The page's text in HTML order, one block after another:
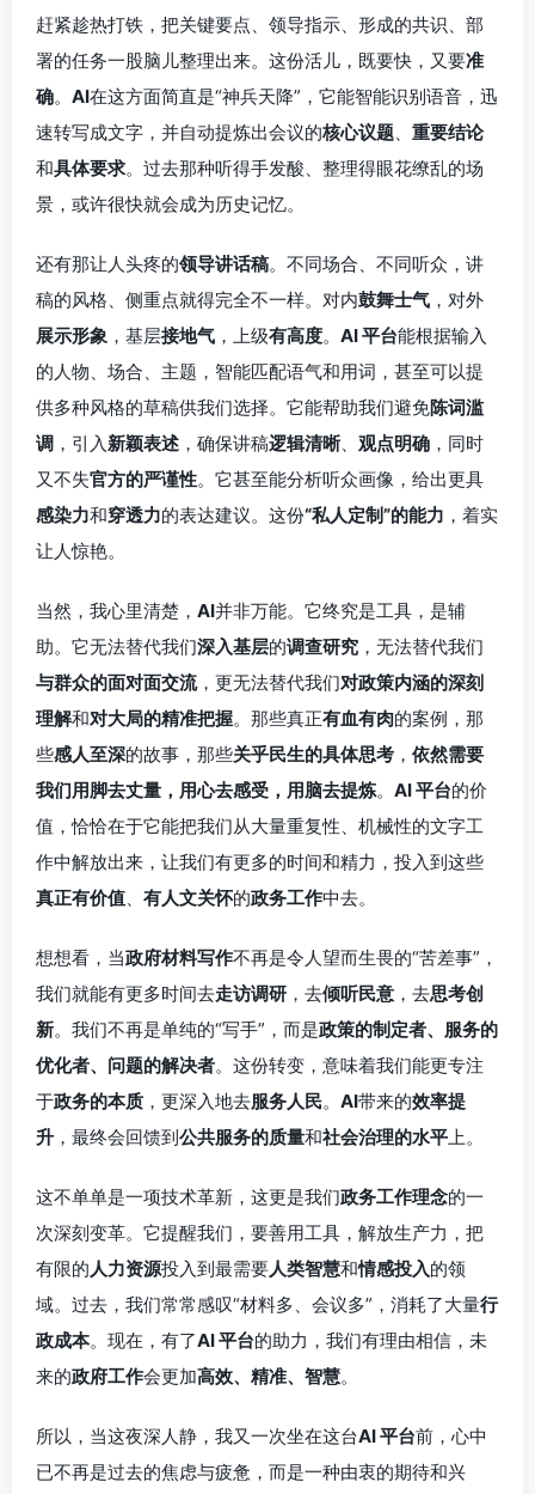
赶紧趁热打铁，把关键要点、领导指示、形成的共识、部
署的任务一股脑儿整理出来。这份活儿，既要快，又要准
确。 AI在这方面简直是“神兵天降”，它能智能识别语音，迅
速转写成文字，并自动提炼出会议的核心议题
重要结论
和具体要求。过去那种听得手发酸、整理得眼花缭乱的场
景，或许很快就会成为历史记忆。
还有那让人头疼的领导讲话稿。不同场合、不同听众，讲
稿的风格、侧重点就得完全不一样。对内鼓舞士气 ，对外
展示形象 ，基层接地气 ，上级有高度。 AI 平台能根据输入
的人物、场合、主题，智能匹配语气和用词，甚至可以提
供多种风格的草稿供我们选择。它能帮助我们避免陈词滥
调 ，引入 新颖表述 ，确保讲稿逻辑清晰 观点明确 ，同时
又不失官方的严谨性。它甚至能分析听众画像，给出更具
感染力和穿透力的表达建议。这份“私人定制”的能力 ，着实
让人惊艳。
当然，我心里清楚， AI并非万能。它终究是工具，是辅
助。它无法替代我们深入基层的调查研究 ，无法替代我们
与群众的面对面交流，更无法替代我们对政策内涵的深刻
理解和对大局的精准把握。那些真正有血有肉的案例，那
些感人至深的故事，那些关乎民生的具体思考 ， 依然需要
我们用脚去丈量，用心去感受，用脑去提炼。 AI 平台的价
值，恰恰在于它能把我们从大量重复性、机械性的文字工
作中解放出来，让我们有更多的时间和精力，投入到这些
真正有价值
有人文关怀的政务工作中去。
想想看，当政府材料写作不再是令人望而生畏的“苦差事”，
我们就能有更多时间去走访调研 ，去倾听民意 ，去思考创
新。我们不再是单纯的“写手”，而是政策的制定者、服务的
优化者、问题的解决者。这份转变，意味着我们能更专注
于政务的本质 ，更深入地去服务人民。 AI带来的效率提
升 ，最终会回馈到公共服务的质量和社会治理的水平 上。
这不单单是一项技术革新，这更是我们政务工作理念的一
次深刻变革。它提醒我们，要善用工具，解放生产力，把
有限的 人力资源投入到最需要人类智慧和情感投入的领
域。过去，我们常常感叹“材料多、会议多”，消耗了大量行
政成本。现在，有了AI 平台的助力，我们有理由相信，未
来的政府工作会更加高效、精准、智慧。
所以，当这夜深人静，我又一次坐在这台AI 平台前，心中
已不再是过去的焦虑与疲惫，而是一种由衷的期待和兴